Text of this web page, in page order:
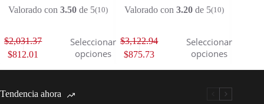
Valorado con3.50 de 5(10)
$2,031.37
$812.01
Seleccionar
opciones
Valorado con3.20 de 5(10)
$3,122.94
$875.73
Seleccionar
opciones
Tendencia ahora